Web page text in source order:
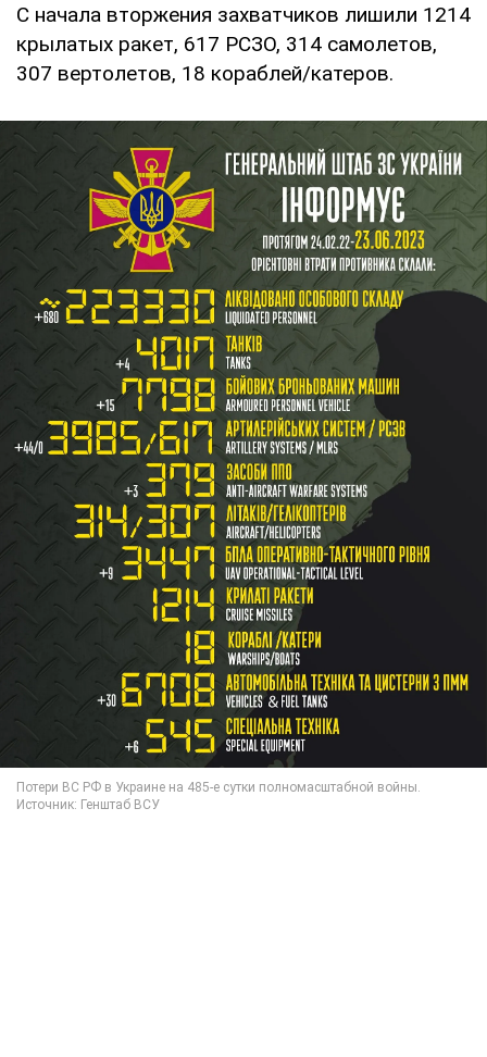
С начала вторжения захватчиков лишили 1214
крылатых ракет, 617 РСЗО, 314 самолетов,
307 вертолетов, 18 кораблей/катеров.